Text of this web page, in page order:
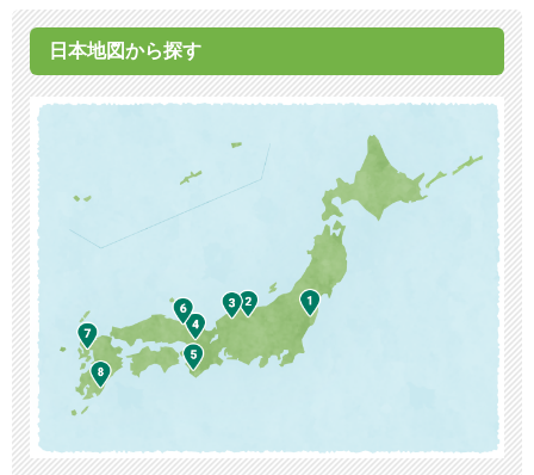
日本地図から探す